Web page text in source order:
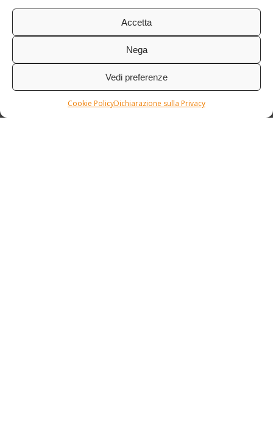
Accetta
Nega
Vedi preferenze
Cookie PolicyDichiarazione sulla Privacy